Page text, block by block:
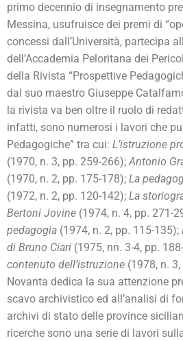
primo decennio di insegnamento
Messina, usufruisce dei premi di
concessi dall’Università, partecipa
dell’Accademia Peloritana dei
della Rivista “Prospettive
dal suo maestro Giuseppe
la rivista va ben oltre il ruolo di
infatti, sono numerosi i lavori che
Pedagogiche” tra cui: L’istruzione
(1970, n. 3, pp. 259-266);Antonio
(1970, n. 2, pp. 175-178); La
(1972, n. 2, pp. 120-142); La
Bertoni Jovine (1974, n. 4, pp. 271-
pedagogia (1974, n. 2, pp. 115-135);
di Bruno Ciari (1975, nn. 3-4, pp.
contenuto dell’istruzione (1978, n.
Novanta dedica la sua attenzione
scavo archivistico ed all’analisi di
archivi di stato delle province
ricerche sono una serie di lavori